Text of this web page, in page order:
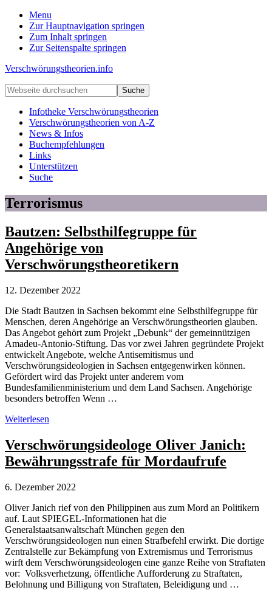
Menu
Zur Hauptnavigation springen
Zum Inhalt springen
Zur Seitenspalte springen
Verschwörungstheorien.info
Beiträge
zu
Merkmalen,
Funktionen
Risiken
konspirationistischen
Denkens
Webseite
durchsuchen
Infotheke Verschwörungstheorien
Verschwörungstheorien von A-Z
News & Infos
Buchempfehlungen
Links
Unterstützen
Suche
Terrorismus
Bautzen: Selbsthilfegruppe für
Angehörige von
Verschwörungstheoretikern
12. Dezember 2022
Die Stadt Bautzen in Sachsen bekommt eine Selbsthilfegruppe für
Menschen, deren Angehörige an Verschwörungstheorien glauben.
Das Angebot gehört zum Projekt „Debunk“ der gemeinnützigen
Amadeu-Antonio-Stiftung. Das vor zwei Jahren gegründete Projekt
entwickelt Angebote, welche Antisemitismus und
Verschwörungsideologien in Sachsen entgegenwirken können.
Gefördert wird das Projekt unter anderem vom
Bundesfamilienministerium und dem Land Sachsen. Angehörige
besonders betroffen Wenn …
Bautzen:
für
Angehörige
von
Weiterlesen
Verschwörungsideologe Oliver Janich:
Bewährungsstrafe für Mordaufrufe
6. Dezember 2022
Oliver Janich rief von den Philippinen aus zum Mord an Politikern
auf. Laut SPIEGEL-Informationen hat die
Generalstaatsanwaltschaft München gegen den
Verschwörungsideologen nun einen Strafbefehl erwirkt. Die dortige
Zentralstelle zur Bekämpfung von Extremismus und Terrorismus
wirft dem Verschwörungsideologen eine ganze Reihe von Straftaten
vor: Volksverhetzung, öffentliche Aufforderung zu Straftaten,
Belohnung und Billigung von Straftaten, Beleidigung und …